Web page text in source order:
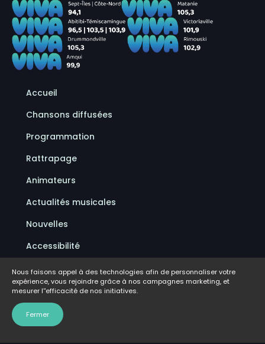
Accueil
Chansons diffusées
Programmation
Rattrapage
Animateurs
Actualités musicales
Nouvelles
Accessibilité
Politique de confidentialité
Conditions d'utilisation
FAQ
Nous faisons appel à des technologies afin de personnaliser votre
expérience, vous rejoindre grâce à nos campagnes marketing, et
mesurer l''efficacité de nos initiatives.
Fermer